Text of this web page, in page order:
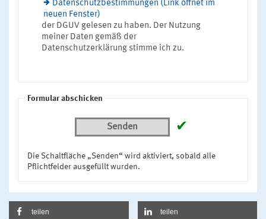
Datenschutzbestimmungen (Link öffnet im
neuen Fenster)
der DGUV gelesen zu haben. Der Nutzung
meiner Daten gemäß der
Datenschutzerklärung stimme ich zu.
Formular abschicken
Senden ✔
Die Schaltfläche „Senden“ wird aktiviert, sobald alle
Pflichtfelder ausgefüllt wurden.
teilen teilen